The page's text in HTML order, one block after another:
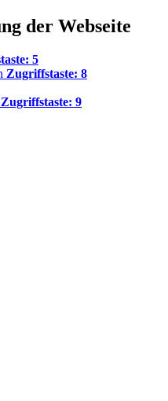
der Webseite
5
Zugriffstaste: 8
Zugriffstaste: 9